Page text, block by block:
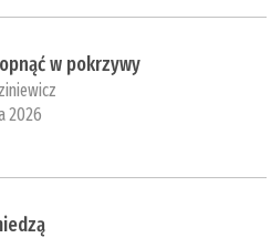
w pokrzywy
2026